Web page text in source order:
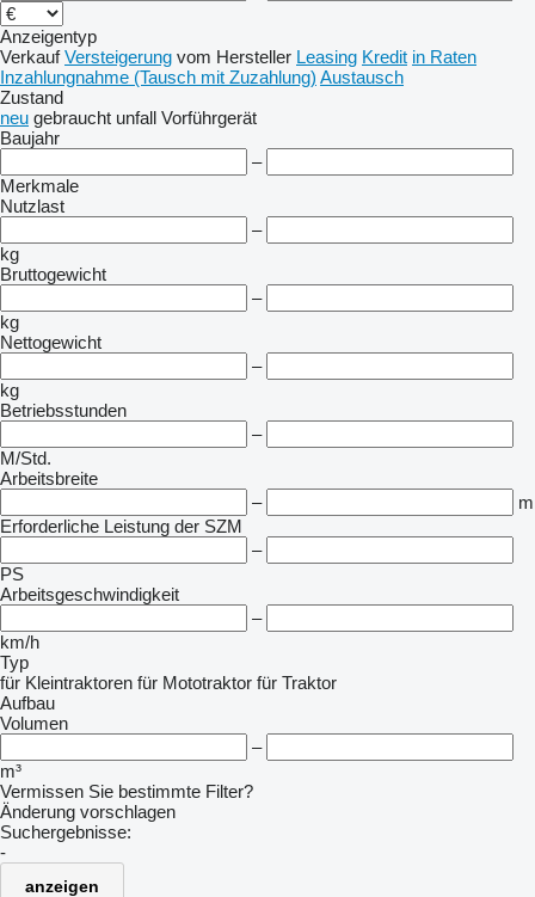
Anzeigentyp
Verkauf Versteigerung vom Hersteller Leasing Kredit in Raten
Inzahlungnahme (Tausch mit Zuzahlung) Austausch
Zustand
neu gebraucht unfall Vorführgerät
Baujahr
–
Merkmale
Nutzlast
–
kg
Bruttogewicht
–
kg
Nettogewicht
–
kg
Betriebsstunden
–
M/Std.
Arbeitsbreite
–
m
Erforderliche Leistung der SZM
–
PS
Arbeitsgeschwindigkeit
–
km/h
Typ
für Kleintraktoren für Mototraktor für Traktor
Aufbau
Volumen
–
m³
Vermissen Sie bestimmte Filter?
Änderung vorschlagen
Suchergebnisse:
-
anzeigen